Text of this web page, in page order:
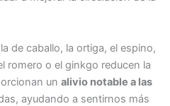
de caballo, la ortiga, el espino,
romero o el ginkgo reducen la
un alivio notable a las
ayudando a sentirnos más